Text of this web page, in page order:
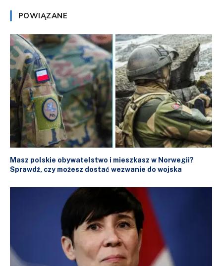
POWIĄZANE
Masz polskie obywatelstwo i mieszkasz w Norwegii?
Sprawdź, czy możesz dostać wezwanie do wojska